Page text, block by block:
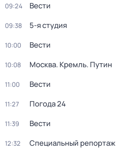
09:24 Вести
09:38 5-я студия
10:00 Вести
10:08 Москва. Кремль. Путин
11:00 Вести
11:27 Погода 24
11:39 Вести
12:32 Специальный репортаж